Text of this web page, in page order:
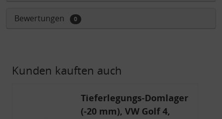
Bewertungen 0
Kunden kauften auch
Tieferlegungs-Domlager
(-20 mm), VW Golf 4,